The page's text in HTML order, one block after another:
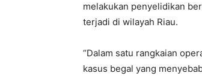
melakukan penyelidikan
terjadi di wilayah Riau.
“Dalam satu rangkaian
kasus begal yang